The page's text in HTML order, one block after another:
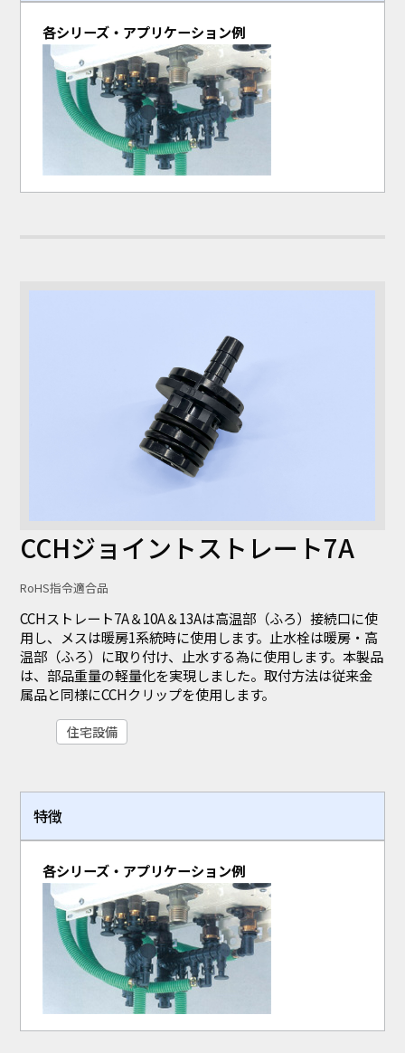
各シリーズ・アプリケーション例
CCHジョイントストレート7A
RoHS指令適合品
CCHストレート7A＆10A＆13Aは高温部（ふろ）接続口に使
用し、メスは暖房1系統時に使用します。止水栓は暖房・高
温部（ふろ）に取り付け、止水する為に使用します。本製品
は、部品重量の軽量化を実現しました。取付方法は従来金
属品と同様にCCHクリップを使用します。
住宅設備
特徴
各シリーズ・アプリケーション例